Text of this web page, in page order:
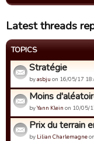
Latest threads
TOPICS
Stratégie
byasbju on 16/05/17
Moins
byYann Klein on 10/05/
Prix du terrain
by Lilian Charlemagne